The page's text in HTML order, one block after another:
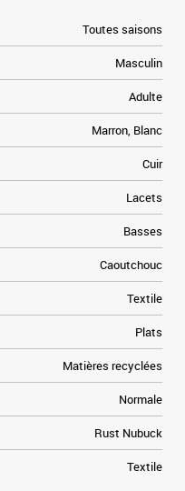
Toutes saisons
Masculin
Adulte
Marron, Blanc
Cuir
Lacets
Basses
Caoutchouc
Textile
Plats
Matières recyclées
Normale
Rust Nubuck
Textile